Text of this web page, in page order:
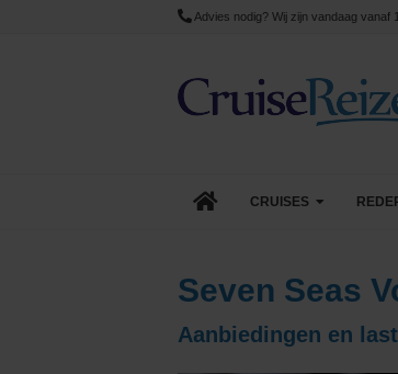
Advies nodig? Wij zijn vandaag vanaf
CRUISES
Aanbiedingen
Seven Seas
Aanbiedingen en